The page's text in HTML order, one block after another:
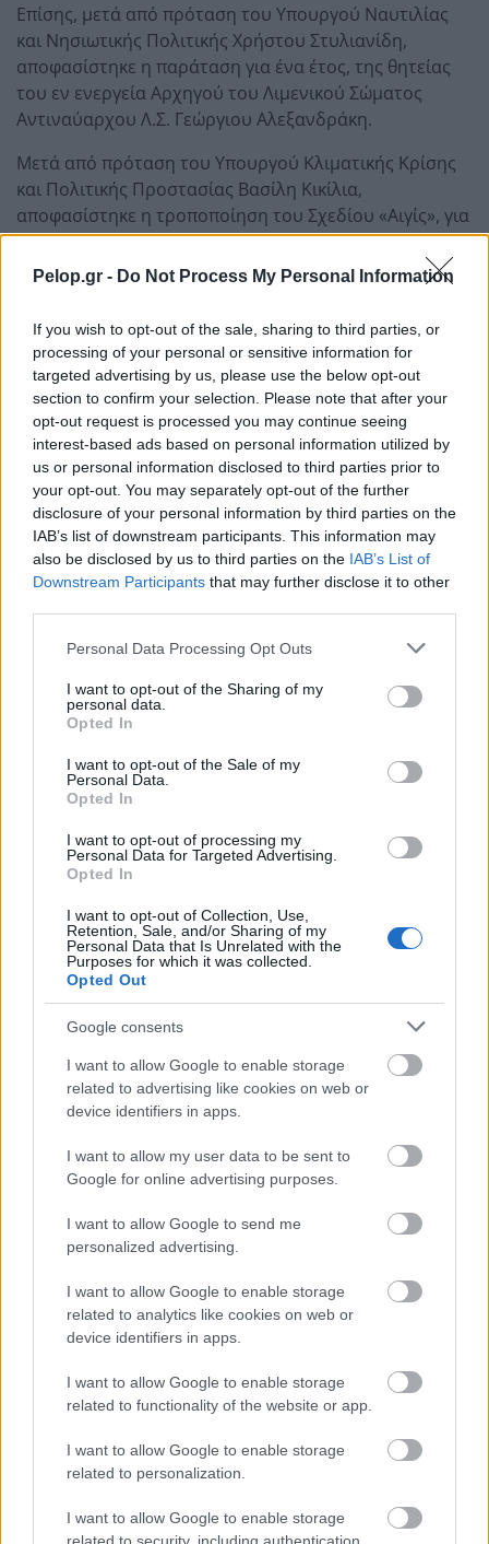
Pelop.gr - Do Not Process My Personal Information
If you wish to opt-out of the sale, sharing to third parties, or
processing of your personal or sensitive information for
targeted advertising by us, please use the below opt-out
section to confirm your selection. Please note that after your
opt-out request is processed you may continue seeing
interest-based ads based on personal information utilized by
us or personal information disclosed to third parties prior to
your opt-out. You may separately opt-out of the further
disclosure of your personal information by third parties on the
IAB’s list of downstream participants. This information may
also be disclosed by us to third parties on the IAB’s List of
Downstream Participants that may further disclose it to other
Please note that this website/app uses one or more Google
not limited to your visit or usage behaviour. You may click to
grant or deny consent to Google and its third-party tags to
use your data for below specified purposes in below Google
consent section.
Personal Data Processing Opt Outs
I want to opt-out of the Sharing of my
personal data.
Opted In
I want to opt-out of the Sale of my
Personal Data.
Opted In
I want to opt-out of processing my
Personal Data for Targeted Advertising.
Opted In
I want to opt-out of Collection, Use,
Retention, Sale, and/or Sharing of my
Personal Data that Is Unrelated with the
Purposes for which it was collected.
Opted Out
Google consents
I want to allow Google to enable storage
related to advertising like cookies on web or
device identifiers in apps.
I want to allow my user data to be sent to
Google for online advertising purposes.
I want to allow Google to send me
personalized advertising.
I want to allow Google to enable storage
related to analytics like cookies on web or
device identifiers in apps.
I want to allow Google to enable storage
related to functionality of the website or app.
I want to allow Google to enable storage
related to personalization.
I want to allow Google to enable storage
Επίσης, μετά από πρόταση του Υπουργού Ναυτιλίας
και Νησιωτικής Πολιτικής Χρήστου Στυλιανίδη,
αποφασίστηκε η παράταση για ένα έτος, της θητείας
του εν ενεργεία Αρχηγού του Λιμενικού Σώματος
Αντιναύαρχου Λ.Σ. Γεώργιου Αλεξανδράκη.
Μετά από πρόταση του Υπουργού Κλιματικής Κρίσης
και Πολιτικής Προστασίας Βασίλη Κικίλια,
αποφασίστηκε η τροποποίηση του Σχεδίου «Αιγίς», για
την προμήθεια 300 νέων οχημάτων για τις δασικές
υπηρεσίες.
Η «Πελοπόννησος» και το pelop.gr σε
ανοιχτή γραμμή με τον Πολίτη
Η φωνή σου έχει δύναμη – στείλε παράπονα,
καταγγελίες ή ιδέες για τη γειτονιά σου.
Viber: +306909196125
και το Google News